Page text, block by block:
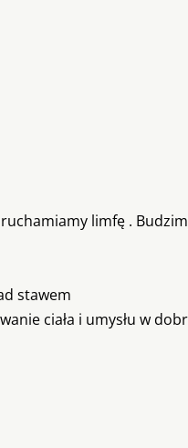
limfę .
stawem
ciała i umysłu w